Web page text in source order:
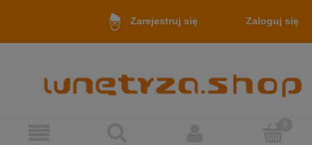
Zarejestruj się Zaloguj się